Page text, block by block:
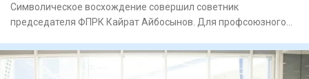
Символическое восхождение совершил советник
председателя ФПРК Кайрат Айбосынов. Для профсоюзного